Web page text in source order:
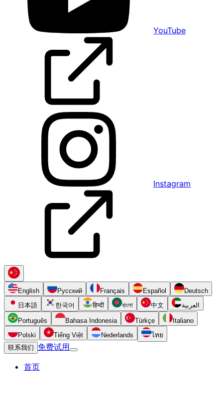
YouTube
Instagram
English Русский Français Español
Deutsch
日本語
한국어 हिन्दी বাংলা 中文 العربية
Português Bahasa Indonesia Türkçe
Italiano
Polski
Tiếng Việt Nederlands
ไทย
联系我们
免费试用
首页